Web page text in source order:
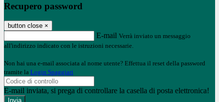
Recupero password
button close ×
E-mail Verrà inviato un messaggio
all'indirizzo indicato con le istruzioni necessarie.
Non hai una e-mail associata al nome utente? Effettua il reset della password
tramite la Login Spaggiari
E-mail inviata, si prega di controllare la casella di posta elettronica!